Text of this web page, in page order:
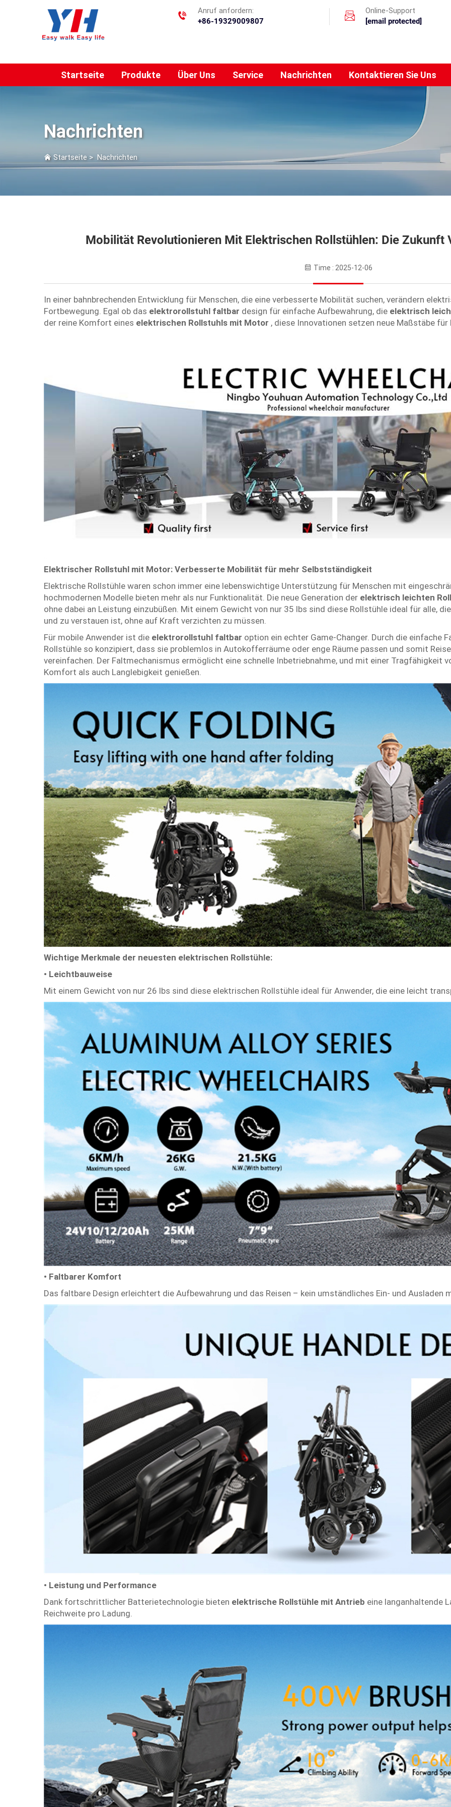
Anruf anfordern:
+86-19329009807
Online-Support
[email protected]
Startseite Produkte Über Uns Service Nachrichten Kontaktieren Sie Uns
Nachrichten
Startseite> Nachrichten
Mobilität Revolutionieren Mit Elektrischen Rollstühlen: Die Zukunft
Time : 2025-12-06
In einer bahnbrechenden Entwicklung für Menschen, die eine verbesserte Mobilität suchen, verändern
Fortbewegung. Egal ob das elektrorollstuhl faltbar design für einfache Aufbewahrung, die elektrisch
der reine Komfort eines elektrischen Rollstuhls mit Motor , diese Innovationen setzen neue Maßstäbe
Elektrischer Rollstuhl mit Motor: Verbesserte Mobilität für mehr Selbstständigkeit
Elektrische Rollstühle waren schon immer eine lebenswichtige Unterstützung für Menschen mit
hochmodernen Modelle bieten mehr als nur Funktionalität. Die neue Generation der elektrisch leichten
ohne dabei an Leistung einzubüßen. Mit einem Gewicht von nur 35 lbs sind diese Rollstühle ideal für alle,
und zu verstauen ist, ohne auf Kraft verzichten zu müssen.
Für mobile Anwender ist die elektrorollstuhl faltbar option ein echter Game-Changer. Durch die einfache
Rollstühle so konzipiert, dass sie problemlos in Autokofferräume oder enge Räume passen und somit
vereinfachen. Der Faltmechanismus ermöglicht eine schnelle Inbetriebnahme, und mit einer Tragfähigkeit
Komfort als auch Langlebigkeit genießen.
Wichtige Merkmale der neuesten elektrischen Rollstühle:
• Leichtbauweise
Mit einem Gewicht von nur 26 lbs sind diese elektrischen Rollstühle ideal für Anwender, die eine leicht
• Faltbarer Komfort
Das faltbare Design erleichtert die Aufbewahrung und das Reisen – kein umständliches Ein- und Ausladen
• Leistung und Performance
Dank fortschrittlicher Batterietechnologie bieten elektrische Rollstühle mit Antrieb eine langanhaltende
Reichweite pro Ladung.